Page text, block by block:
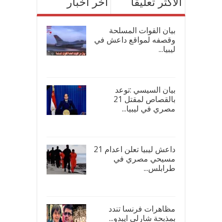
بيان القوات المسلحة
وقصفه لمواقع داعش في
ليبيا...
بيان السيسي :توعد
بالقصاص لمقتل 21
مصري في ليبيا...
داعش ليبيا تعلن اعدام 21
مسيحي مصري في
طرابلس...
مظاهرات فرنسا تندد
بمذبحة شارلي ايبدو...